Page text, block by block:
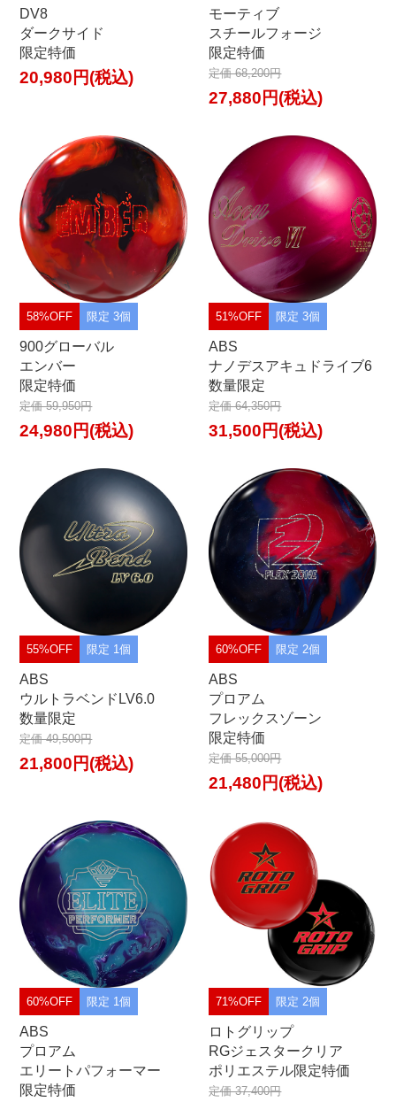
DV8
ダークサイド
限定特価
20,980円(税込)
モーティブ
スチールフォージ
限定特価
定価 68,200円
27,880円(税込)
58%OFF 限定 3個
900グローバル
エンバー
限定特価
定価 59,950円
24,980円(税込)
51%OFF 限定 3個
ABS
ナノデスアキュドライブ6
数量限定
定価 64,350円
31,500円(税込)
55%OFF 限定 1個
ABS
ウルトラベンドLV6.0
数量限定
定価 49,500円
21,800円(税込)
60%OFF 限定 2個
ABS
プロアム
フレックスゾーン
限定特価
定価 55,000円
21,480円(税込)
60%OFF 限定 1個
ABS
プロアム
エリートパフォーマー
限定特価
71%OFF 限定 2個
ロトグリップ
RGジェスタークリア
ポリエステル限定特価
定価 37,400円